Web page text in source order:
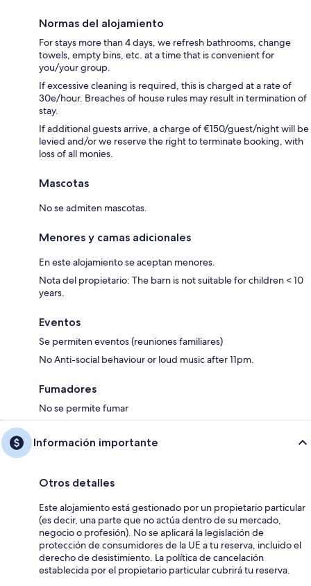
Normas del alojamiento
For stays more than 4 days, we refresh bathrooms, change
towels, empty bins, etc. at a time that is convenient for
you/your group.
If excessive cleaning is required, this is charged at a rate of
30e/hour. Breaches of house rules may result in termination of
stay.
If additional guests arrive, a charge of €150/guest/night will be
levied and/or we reserve the right to terminate booking, with
loss of all monies.
Mascotas
No se admiten mascotas.
Menores y camas adicionales
En este alojamiento se aceptan menores.
Nota del propietario: The barn is not suitable for children < 10
years.
Eventos
Se permiten eventos (reuniones familiares)
No Anti-social behaviour or loud music after 11pm.
Fumadores
No se permite fumar
Información importante
Otros detalles
Este alojamiento está gestionado por un propietario particular
(es decir, una parte que no actúa dentro de su mercado,
negocio o profesión). No se aplicará la legislación de
protección de consumidores de la UE a tu reserva, incluido el
derecho de desistimiento. La política de cancelación
establecida por el propietario particular cubrirá tu reserva.